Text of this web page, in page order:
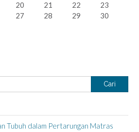
20 21 22
23
27 28 29
30
Cari
Tubuh dalam Pertarungan Matras